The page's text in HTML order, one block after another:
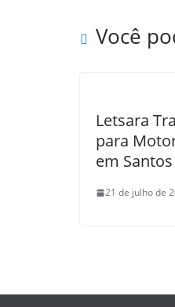
Você
Letsara
para
em Santos
21 de julho de